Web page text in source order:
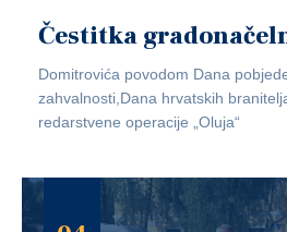
Čestitka
Domitrovića povodom Dana
zahvalnosti,Dana hrvatskih
redarstvene operacije „Oluja“